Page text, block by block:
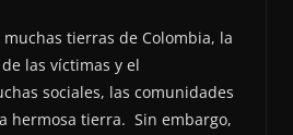
tierras de Colombia, la
las víctimas y el
sociales, las comunidades
hermosa tierra. Sin embargo,